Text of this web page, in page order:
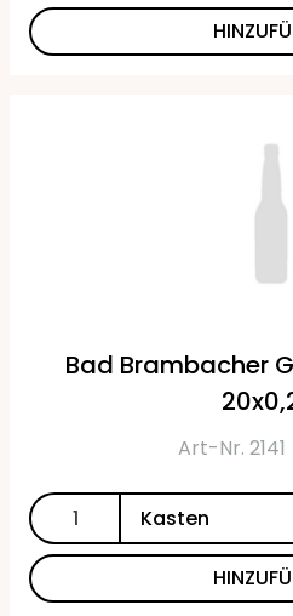
Bad Brambacher
Art-Nr. 2141